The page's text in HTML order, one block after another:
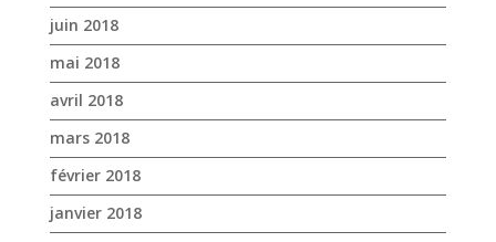
juin 2018
mai 2018
avril 2018
mars 2018
février 2018
janvier 2018